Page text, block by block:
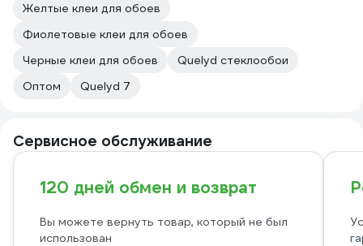
Жeлтые клеи для обоев
Фиолетовые клеи для обоев
Чeрные клеи для обоев
Quelyd стеклообои
Оптом
Quelyd 7
Сервисное обслуживание
120 дней обмен и возврат
Вы можете вернуть товар, который не был
использован